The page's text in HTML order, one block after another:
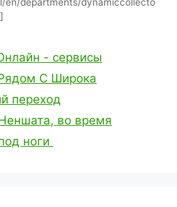
]
- сервисы
С Широка
переход
во время
ноги